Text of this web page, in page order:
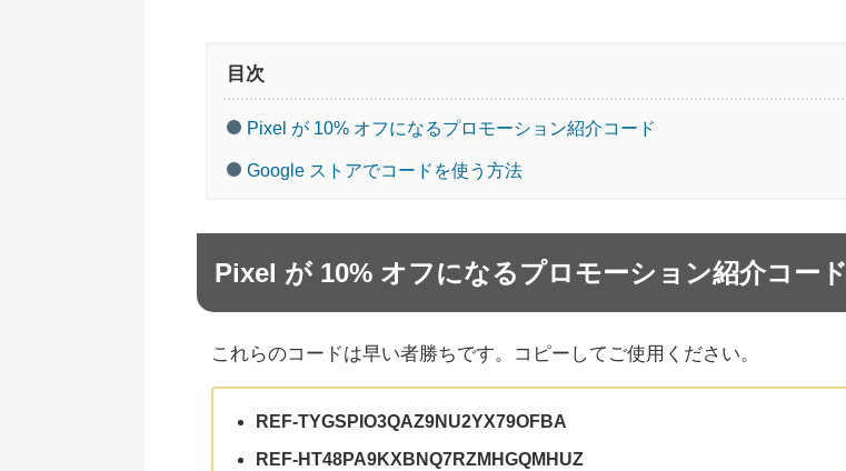
目次
Pixel が 10% オフになるプロモーション紹介コード
Google ストアでコードを使う方法
Pixel が 10% オフになるプロモーション紹介コード
これらのコードは早い者勝ちです。コピーしてご使用ください。
REF-TYGSPIO3QAZ9NU2YX79OFBA
REF-HT48PA9KXBNQ7RZMHGQMHUZ